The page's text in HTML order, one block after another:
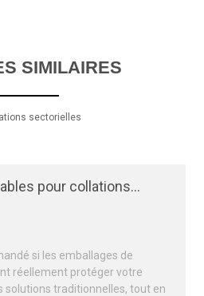
SIMILAIRES
sectorielles
pour collations
produits ?
si les emballages de
réellement protéger votre
solutions traditionnelles, tout en